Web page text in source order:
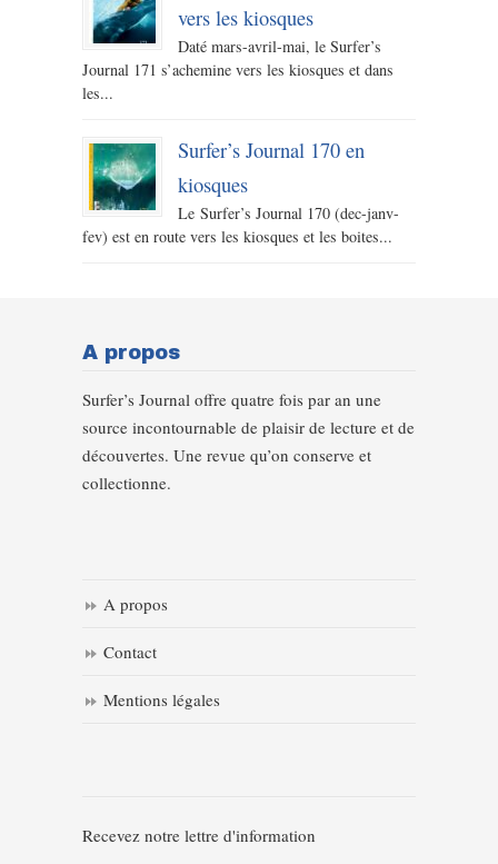
vers les kiosques
Daté mars-avril-mai, le Surfer’s
Journal 171 s’achemine vers les kiosques et dans
les...
Surfer’s Journal 170 en
kiosques
Le Surfer’s Journal 170 (dec-janv-
fev) est en route vers les kiosques et les boites...
A propos
Surfer’s Journal offre quatre fois par an une
source incontournable de plaisir de lecture et de
découvertes. Une revue qu’on conserve et
collectionne.
A propos
Contact
Mentions légales
Recevez notre lettre d'information